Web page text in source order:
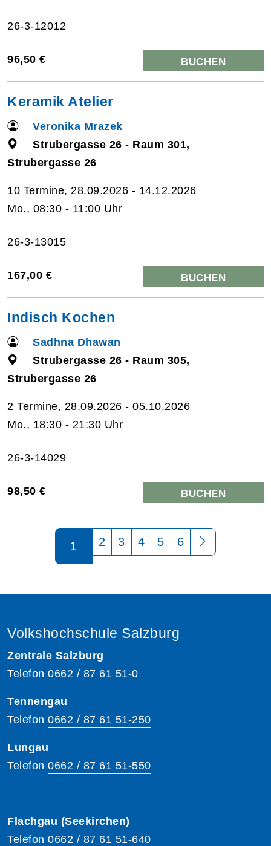
26-3-12012
96,50 € BUCHEN
Keramik Atelier
Veronika Mrazek
Strubergasse 26 - Raum 301,
Strubergasse 26
10 Termine, 28.09.2026 - 14.12.2026
Mo., 08:30 - 11:00 Uhr
26-3-13015
167,00 € BUCHEN
Indisch Kochen
Sadhna Dhawan
Strubergasse 26 - Raum 305,
Strubergasse 26
2 Termine, 28.09.2026 - 05.10.2026
Mo., 18:30 - 21:30 Uhr
26-3-14029
98,50 € BUCHEN
Seite 1 von 6
1 2 3 4 5 6
Volkshochschule Salzburg
Zentrale Salzburg
Telefon 0662 / 87 61 51-0
Tennengau
Telefon 0662 / 87 61 51-250
Lungau
Telefon 0662 / 87 61 51-550
Flachgau (Seekirchen)
Telefon 0662 / 87 61 51-640